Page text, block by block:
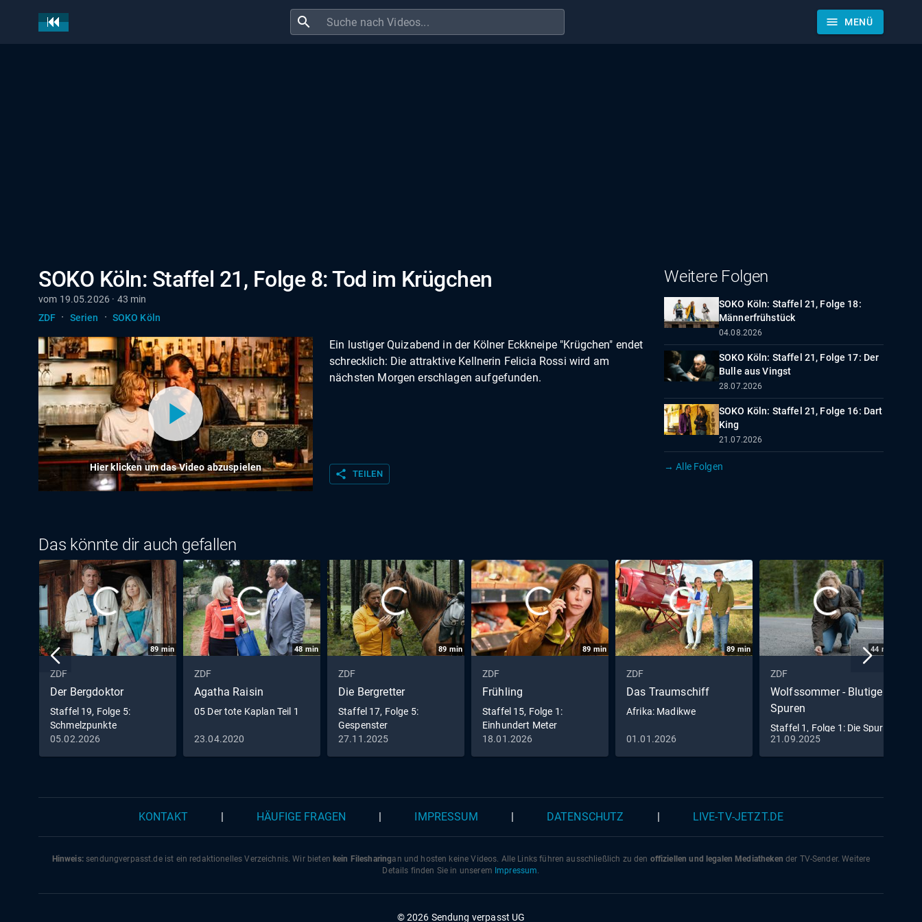
search menu MENÜ
SOKO Köln: Staffel 21, Folge 8: Tod im Krügchen
vom 19.05.2026 · 43 min
ZDF · Serien · SOKO Köln
Hier klicken um das Video abzuspielen
Ein lustiger Quizabend in der Kölner Eckkneipe "Krügchen" endet
schrecklich: Die attraktive Kellnerin Felicia Rossi wird am
nächsten Morgen erschlagen aufgefunden.
share TEILEN
Weitere Folgen
SOKO Köln: Staffel 21, Folge 18:
Männerfrühstück
04.08.2026
SOKO Köln: Staffel 21, Folge 17: Der
Bulle aus Vingst
28.07.2026
SOKO Köln: Staffel 21, Folge 16: Dart
King
21.07.2026
→ Alle Folgen
Das könnte dir auch gefallen
89 min
ZDF
Der Bergdoktor
Staffel 19, Folge 5:
Schmelzpunkte
05.02.2026
48 min
ZDF
Agatha Raisin
05 Der tote Kaplan Teil 1
23.04.2020
89 min
ZDF
Die Bergretter
Staffel 17, Folge 5:
Gespenster
27.11.2025
89 min
ZDF
Frühling
Staffel 15, Folge 1:
Einhundert Meter
18.01.2026
89min
ZDF
Das Traumschiff
Afrika: Madikwe
01.01.2026
44 min
ZDF
Wolfssommer - Blutige
Spuren
Staffel 1, Folge 1: Die Spur
der Wölfe
21.09.2025
KONTAKT HÄUFIGE FRAGEN IMPRESSUM DATENSCHUTZ LIVE-TV-JETZT.DE
Hinweis:sendungverpasst.deist ein redaktionelles Verzeichnis. Wir bieten kein Filesharingan und hosten keine Videos. Alle Links führen ausschließlich zu den offiziellen und legalen Mediatheken der TV-Sender. Weitere
Details finden Sie in unserem Impressum.
© 2026 Sendung verpasst UG